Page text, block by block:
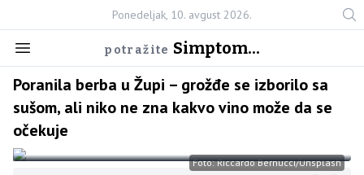
Ponedeljak, 10. avgust 2026.
potražite Simptom...
Poranila berba u Župi – grožđe se izborilo sa
sušom, ali niko ne zna kakvo vino može da se
očekuje
Foto: Riccardo Bernucci/Unsplash